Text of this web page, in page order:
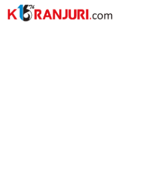
Lewati
ke